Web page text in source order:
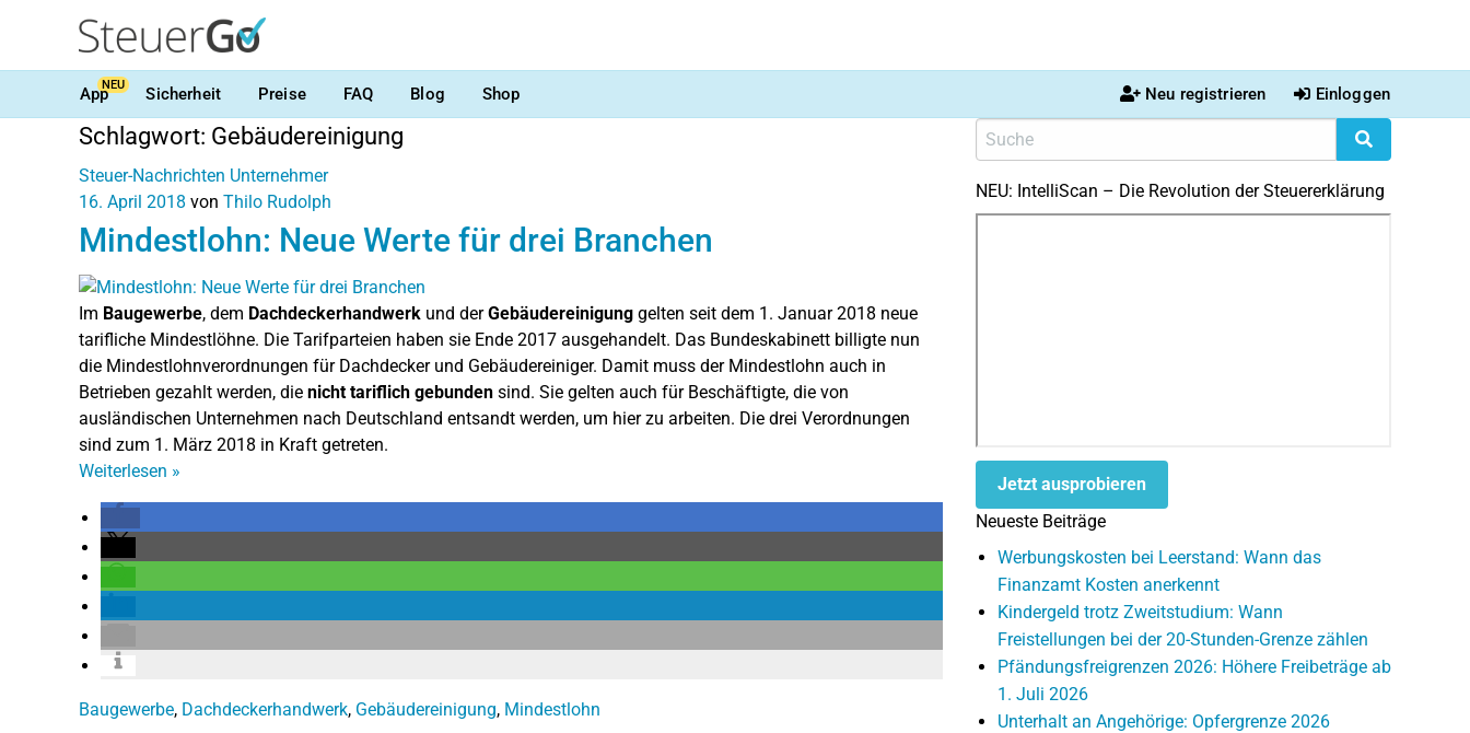
AppNEU Sicherheit Preise FAQ Blog Shop Neu registrieren Einloggen
Schlagwort: Gebäudereinigung
Steuer-Nachrichten Unternehmer
16. April 2018 von Thilo Rudolph
Mindestlohn: Neue Werte für drei Branchen
Im Baugewerbe, dem Dachdeckerhandwerk und derGebäudereinigung gelten seit dem 1. Januar 2018 neue
tarifliche Mindestlöhne. Die Tarifparteien haben sie Ende 2017 ausgehandelt. Das Bundeskabinett billigte nun
die Mindestlohnverordnungen für Dachdecker und Gebäudereiniger. Damit muss der Mindestlohn auch in
Betrieben gezahlt werden, die nicht tariflich gebunden sind. Sie gelten auch für Beschäftigte, die von
ausländischen Unternehmen nach Deutschland entsandt werden, um hier zu arbeiten. Die drei Verordnungen
sind zum 1. März 2018 in Kraft getreten.
Weiterlesen »
Baugewerbe, Dachdeckerhandwerk, Gebäudereinigung, Mindestlohn
NEU: IntelliScan – Die Revolution der Steuererklärung
Jetzt ausprobieren
Neueste Beiträge
Werbungskosten bei Leerstand: Wann das
Finanzamt Kosten anerkennt
Kindergeld trotz Zweitstudium: Wann
Freistellungen bei der 20-Stunden-Grenze zählen
Pfändungsfreigrenzen 2026: Höhere Freibeträge ab
1. Juli 2026
Unterhalt an Angehörige: Opfergrenze 2026